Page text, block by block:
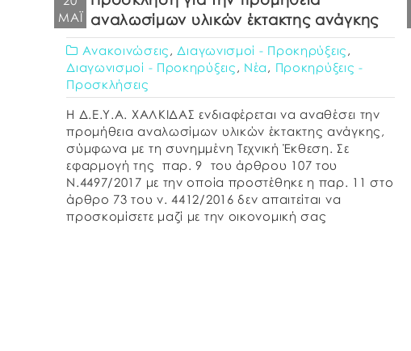
ΜΆΙ αναλωσίμων υλικών έκτακτης ανάγκης
Ανακοινώσεις , Διαγωνισμοί - Προκηρύξεις ,
Διαγωνισμοί - Προκηρύξεις , Νέα , Προκηρύξεις -
Προσκλήσεις
Η Δ.Ε.Υ.Α. ΧΑΛΚΙΔΑΣ ενδιαφέρεται να αναθέσει την
προμήθεια αναλωσίμων υλικών έκτακτης ανάγκης,
σύμφωνα με τη συνημμένη Τεχνική Έκθεση. Σε
εφαρμογή της παρ. 9 του άρθρου 107 του
Ν.4497/2017 με την οποία προστέθηκε η παρ. 11 στο
άρθρο 73 του ν. 4412/2016 δεν απαιτείται να
προσκομίσετε μαζί με την οικονομική σας